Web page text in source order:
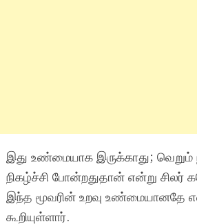
இது உண்மையாக இருக்காது;
நிகழ்ச்சி போன்றதுதான் என்று
இந்த மூவரின் உறவு உண்மையானதே
கூறியுள்ளார்.